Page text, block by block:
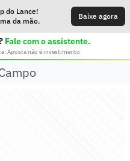
do Lance!
da mão.
Baixe agora
Fale com o assistente.
Aposta não é investimento